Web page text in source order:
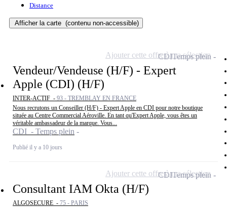
Distance
Afficher la carte (contenu non-accessible)
Vendeur/Vendeuse (H/F) - Expert
Apple (CDI) (H/F)
INTER-ACTIF - 93 - TREMBLAY EN FRANCE
Nous recrutons un Conseiller (H/F) - Expert Apple en CDI pour notre boutique
située au Centre Commercial Aéroville. En tant qu'Expert Apple, vous êtes un
véritable ambassadeur de la marque. Vous...
CDI - Temps plein
Publié il y a 10 jours
CDITemps plein
Ajouter cette offre à ma sélection
Consultant IAM Okta (H/F)
ALGOSECURE - 75 - PARIS
CDITemps plein
Ajouter cette offre à ma sélection